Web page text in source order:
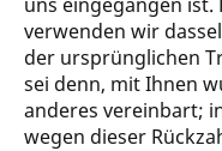
verwenden wir
der ursprünglichen
sei denn, mit Ihnen
anderes vereinbart;
wegen dieser